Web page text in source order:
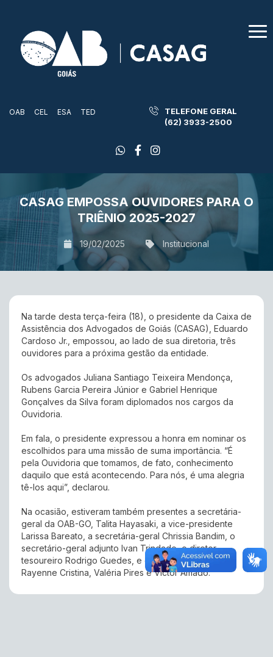
OAB CEL ESA TED
TELEFONE GERAL
(62) 3933-2500
CASAG EMPOSSA OUVIDORES PARA O
TRIÊNIO 2025-2027
19/02/2025 Institucional
Na tarde desta terça-feira (18), o presidente da Caixa de
Assistência dos Advogados de Goiás (CASAG), Eduardo
Cardoso Jr., empossou, ao lado de sua diretoria, três
ouvidores para a próxima gestão da entidade.
Os advogados Juliana Santiago Teixeira Mendonça,
Rubens Garcia Pereira Júnior e Gabriel Henrique
Gonçalves da Silva foram diplomados nos cargos da
Ouvidoria.
Em fala, o presidente expressou a honra em nominar os
escolhidos para uma missão de suma importância. “É
pela Ouvidoria que tomamos, de fato, conhecimento
daquilo que está acontecendo. Para nós, é uma alegria
tê-los aqui”, declarou.
Na ocasião, estiveram também presentes a secretária-
geral da OAB-GO, Talita Hayasaki, a vice-presidente
Larissa Bareato, a secretária-geral Chrissia Bandim, o
secretário-geral adjunto Ivan Trindade, o diretor-
tesoureiro Rodrigo Guedes, e os diretores adjuntos
Rayenne Cristina, Valéria Pires e Victor Amado.